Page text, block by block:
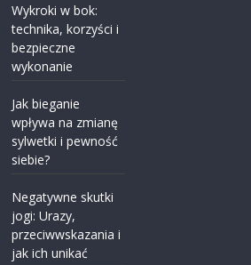
Wykroki w bok:
technika, korzyści i
bezpieczne
wykonanie
Jak bieganie
wpływa na zmianę
sylwetki i pewność
siebie?
Negatywne skutki
jogi: Urazy,
przeciwwskazania i
jak ich unikać